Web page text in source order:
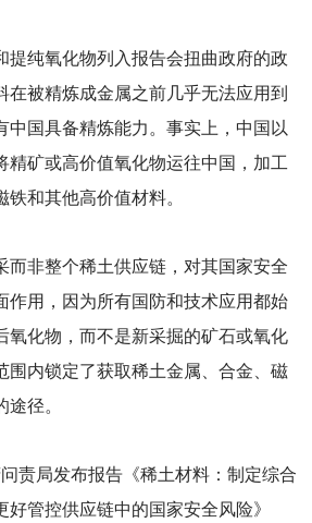
提纯氧化物列入报告会扭曲政府的政
在被精炼成金属之前几乎无法应用到
中国具备精炼能力。事实上，中国以
精矿或高价值氧化物运往中国，加工
和其他高价值材料。
而非整个稀土供应链，对其国家安全
作用，因为所有国防和技术应用都始
氧化物，而不是新采掘的矿石或氧化
围内锁定了获取稀土金属、合金、磁
径。
责局发布报告《稀土材料：制定综合
管控供应链中的国家安全风险》